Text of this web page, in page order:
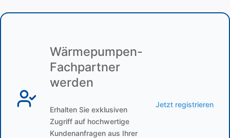
Wärmepumpen-
Fachpartner
werden
Erhalten Sie exklusiven
Zugriff auf hochwertige
Kundenanfragen aus Ihrer
Jetzt registrieren